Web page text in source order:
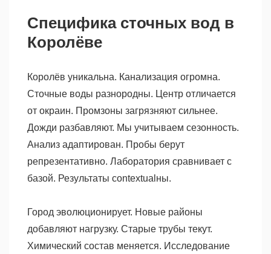
Специфика сточных вод в
Королёве
Королёв уникальна. Канализация огромна.
Сточные воды разнородны. Центр отличается
от окраин. Промзоны загрязняют сильнее.
Дожди разбавляют. Мы учитываем сезонность.
Анализ адаптирован. Пробы берут
репрезентативно. Лаборатория сравнивает с
базой. Результаты contextualны.
Город эволюционирует. Новые районы
добавляют нагрузку. Старые трубы текут.
Химический состав меняется. Исследование